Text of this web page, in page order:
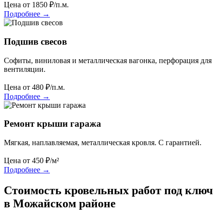
Цена от 1850 ₽/п.м.
Подробнее →
Подшив свесов
Софиты, виниловая и металлическая вагонка, перфорация для
вентиляции.
Цена от 480 ₽/п.м.
Подробнее →
Ремонт крыши гаража
Мягкая, наплавляемая, металлическая кровля. С гарантией.
Цена от 450 ₽/м²
Подробнее →
Стоимость кровельных работ под ключ
в Можайском районе